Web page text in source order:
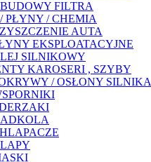
FILTRA
PŁYNY / CHEMIA
AUTA
EKSPLOATACYJNE
SILNIKOWY
KAROSERI , SZYBY
/ OSŁONY SILNIKA